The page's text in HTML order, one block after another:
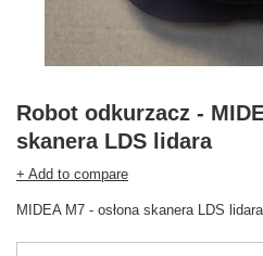
Robot odkurzacz -
skanera LDS lidara
+ Add to compare
MIDEA M7 - osłona skanera LDS lidara